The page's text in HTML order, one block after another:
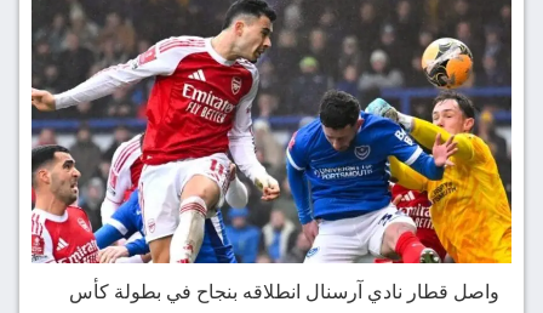
واصل قطار نادي آرسنال انطلاقه بنجاح في بطولة كأس